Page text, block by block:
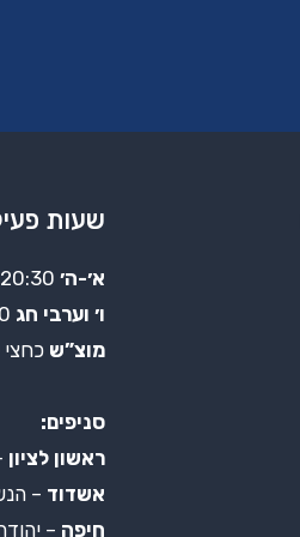
שעות
א׳-ה׳
ו׳ וערבי חג
מוצ”ש כחצי
סניפים:
ראשון לציון
אשדוד –
חיפה – יהודה